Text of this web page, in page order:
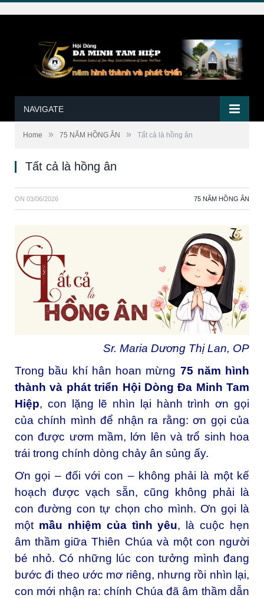
NAVIGATE
Home » 75 NĂM HỒNG ÂN » Tất cả là hồng ân
Tất cả là hồng ân
ON 03/06/2026 75 NĂM HỒNG ÂN
Sr. Maria Dương Thị Lan, OP
Trong bầu khí hân hoan mừng 75 năm hình
thành và phát triển Hội Dòng Đa Minh Tam
Hiệp, con lặng lẽ nhìn lại hành trình ơn gọi
của chính mình để nhận ra rằng: ơn gọi của
con được ươm mầm, lớn lên và trổ sinh hoa
trái trong chính dòng chảy ân sủng ấy.
Ơn gọi – đối với con – không phải là một kế
hoạch được vạch sẵn, cũng không phải là
con đường con tự chọn cho mình. Ơn gọi là
một mầu nhiệm của tình yêu, là cuộc hẹn
âm thầm giữa Thiên Chúa và một con người
bé nhỏ. Có những lúc con tưởng mình đang
bước đi theo ước mơ riêng, nhưng rồi nhìn lại,
con mới nhận ra: chính Chúa đã âm thầm dẫn